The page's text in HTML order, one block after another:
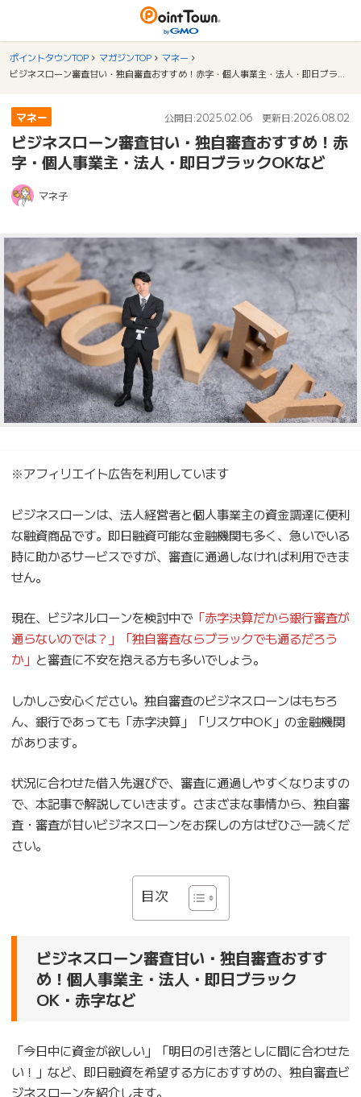
ポイントタウンTOP マガジンTOP
マネー
マネー 公開日:2025.02.06 更新日:2026.08.02
ビジネスローン審査甘い・独自審査おすすめ！赤
字・個人事業主・法人・即日ブラックOKなど
マネ子
※アフィリエイト広告を利用しています
ビジネスローンは、法人経営者と個人事業主の資金調達に便利
な融資商品です。即日融資可能な金融機関も多く、急いでいる
時に助かるサービスですが、審査に通過しなければ利用できま
せん。
現在、ビジネルローンを検討中で「赤字決算だから銀行審査が
通らないのでは？」「独自審査ならブラックでも通るだろう
か」 と審査に不安を抱える方も多いでしょう。
しかしご安心ください。独自審査のビジネスローンはもちろ
ん、銀行であっても「赤字決算」「リスケ中OK」の金融機関
があります。
状況に合わせた借入先選びで、審査に通過しやすくなりますの
で、本記事で解説していきます。さまざまな事情から、独自審
査・審査が甘いビジネスローンをお探しの方はぜひご一読くだ
さい。
目次
ビジネスローン審査甘い・独自審査おすす
め！個人事業主・法人・即日ブラック
OK・赤字など
「今日中に資金が欲しい」「明日の引き落としに間に合わせた
い！」など、即日融資を希望する方におすすめの、独自審査ビ
ジネスローンを紹介します。